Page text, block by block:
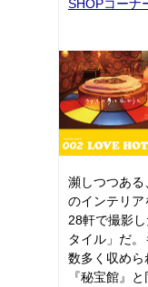
SHOPコーナ
瀕しつつあ
のインテリ
28軒で撮影
タイル」だ
数多く収めら
『秘宝館』